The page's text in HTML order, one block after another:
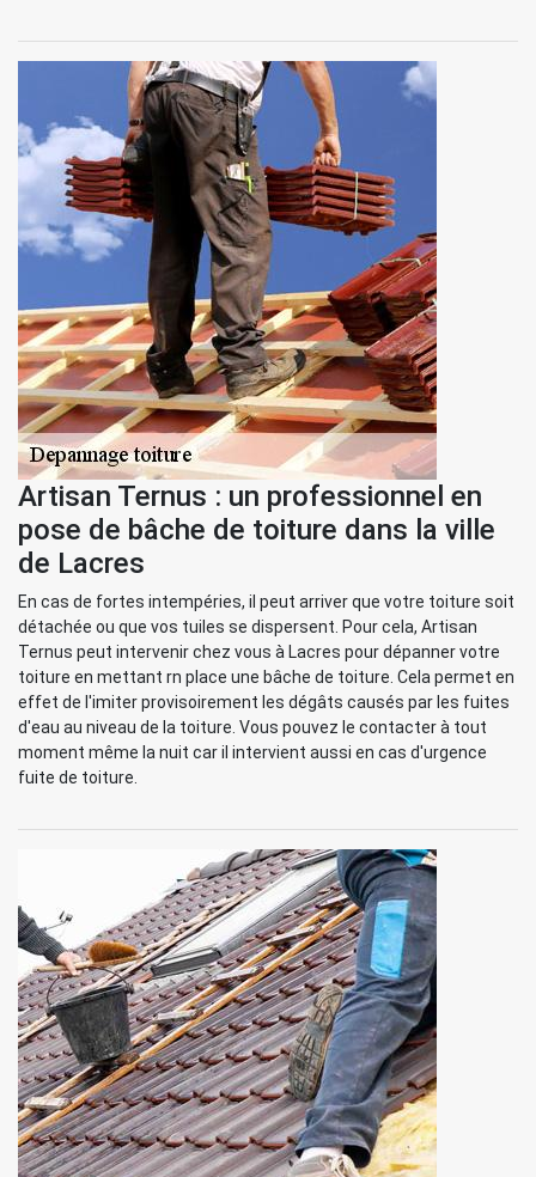
Artisan Ternus : un professionnel en
pose de bâche de toiture dans la ville
de Lacres
En cas de fortes intempéries, il peut arriver que votre toiture soit
détachée ou que vos tuiles se dispersent. Pour cela, Artisan
Ternus peut intervenir chez vous à Lacres pour dépanner votre
toiture en mettant rn place une bâche de toiture. Cela permet en
effet de l'imiter provisoirement les dégâts causés par les fuites
d'eau au niveau de la toiture. Vous pouvez le contacter à tout
moment même la nuit car il intervient aussi en cas d'urgence
fuite de toiture.